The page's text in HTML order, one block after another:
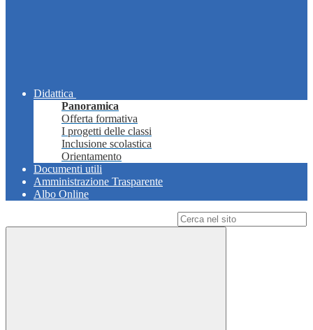
Didattica
Panoramica
Offerta formativa
I progetti delle classi
Inclusione scolastica
Orientamento
Documenti utili
Amministrazione Trasparente
Albo Online